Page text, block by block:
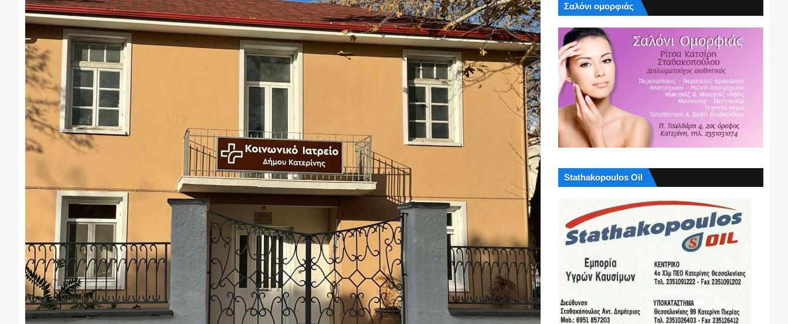
Σαλόνι ομορφιάς
Stathakopoulos Oil